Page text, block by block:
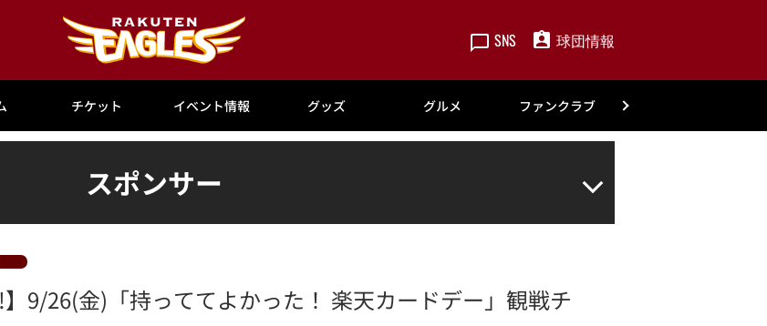
SNS 球団情報
チケット イベント情報 グッズ グルメ ファンクラブ
スポンサー
】9/26(金)「持っててよかった！ 楽天カードデー」観戦チ